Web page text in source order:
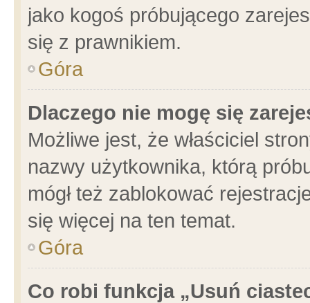
jako kogoś próbującego
się z prawnikiem.
Góra
Dlaczego nie mogę się
Możliwe jest, że właściciel
nazwy użytkownika, którą
mógł też zablokować
się więcej na ten temat.
Góra
Co robi funkcja „Usuń